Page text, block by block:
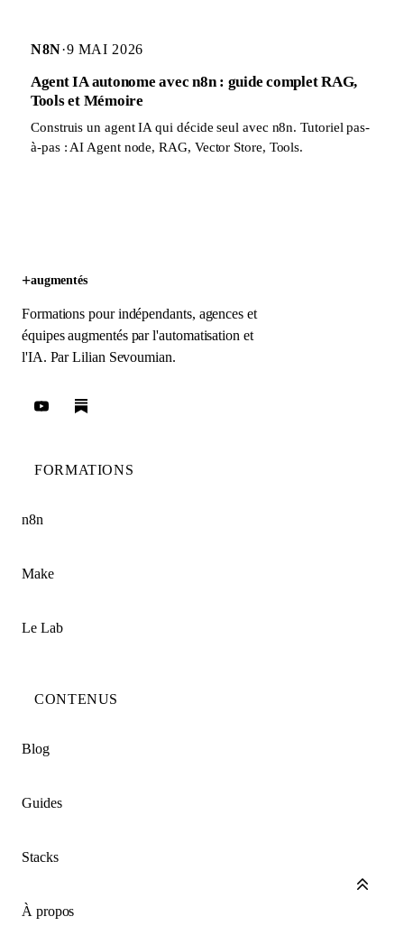
N8N·9 MAI 2026
Agent IA autonome avec n8n : guide complet RAG,
Tools et Mémoire
Construis un agent IA qui décide seul avec n8n. Tutoriel pas-
à-pas : AI Agent node, RAG, Vector Store, Tools.
+augmentés
Formations pour indépendants, agences et
équipes augmentés par l'automatisation et
l'IA. ParLilian Sevoumian.
FORMATIONS
n8n
Make
Le Lab
CONTENUS
Blog
Guides
Stacks
À propos